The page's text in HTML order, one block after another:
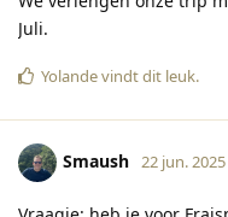
Juli.
Yolandevindt dit leuk.
Smaush 22 jun. 2025